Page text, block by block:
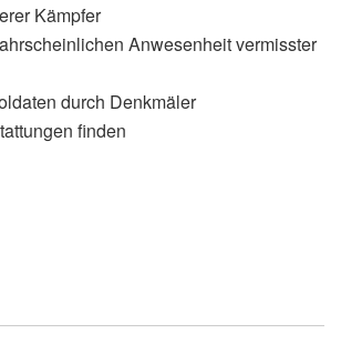
Kämpfer
Anwesenheit vermisster
durch Denkmäler
finden